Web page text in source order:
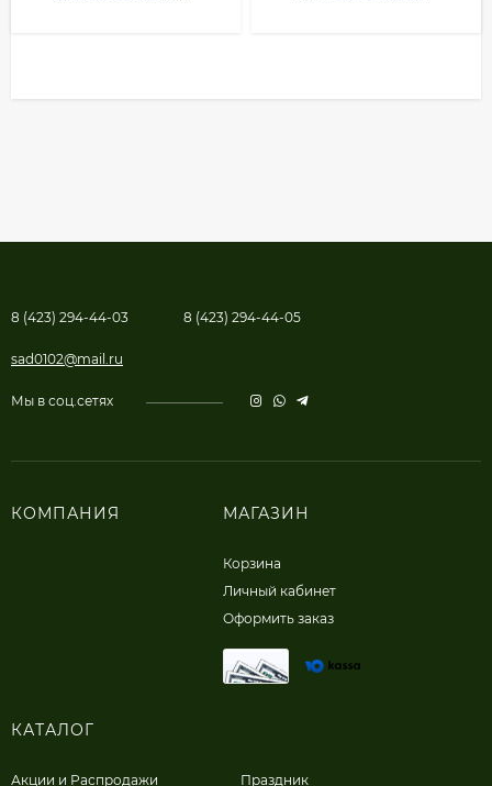
8 (423) 294-44-03 8 (423) 294-44-05
sad0102@mail.ru
Мы в соц.сетях
КОМПАНИЯ МАГАЗИН
Корзина
Личный кабинет
Оформить заказ
КАТАЛОГ
Акции и Распродажи Праздник